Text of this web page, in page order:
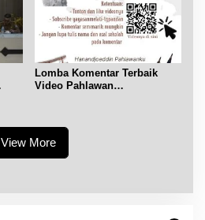
Lomba Komentar Terbaik
Video Pahlawan
View More